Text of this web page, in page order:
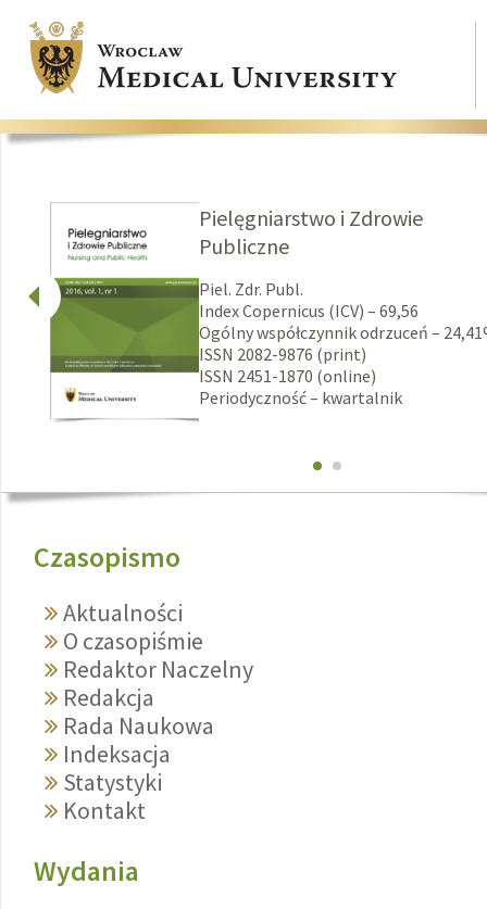
Pielęgniarstwo i Zdrowie
Publiczne
Piel. Zdr. Publ.
Index Copernicus (ICV) – 69,56
Ogólny współczynnik odrzuceń –
ISSN 2082-9876 (print)
ISSN 2451-1870 (online)
Periodyczność – kwartalnik
Czasopismo
Aktualności
O czasopiśmie
Redaktor Naczelny
Redakcja
Rada Naukowa
Indeksacja
Statystyki
Kontakt
Wydania